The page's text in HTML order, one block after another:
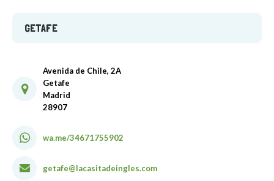
GETAFE
Avenida de Chile, 2A
Getafe
Madrid
28907
wa.me/34671755902
getafe@lacasitadeingles.com